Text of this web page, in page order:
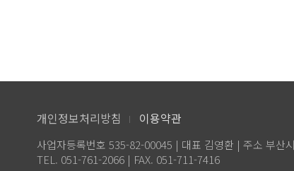
개인정보처리방침 이용약관
사업자등록번호 535-82-00045 | 대표 김영환 | 주소 부산
TEL. 051-761-2066 | FAX. 051-711-7416